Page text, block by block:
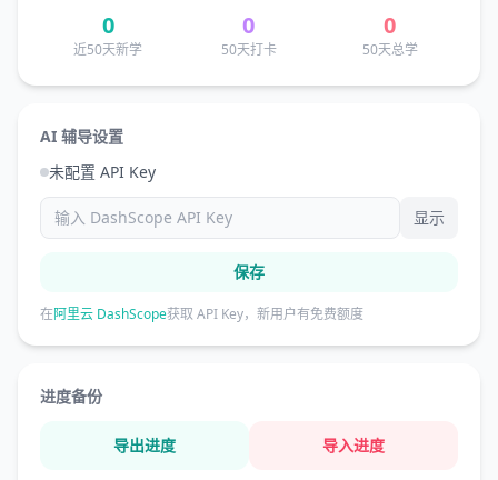
0
近50天新学
0
50天打卡
0
50天总学
AI 辅导设置
未配置 API Key
显示
保存
在阿里云 DashScope获取 API Key，新用户有免费额度
进度备份
导出进度 导入进度